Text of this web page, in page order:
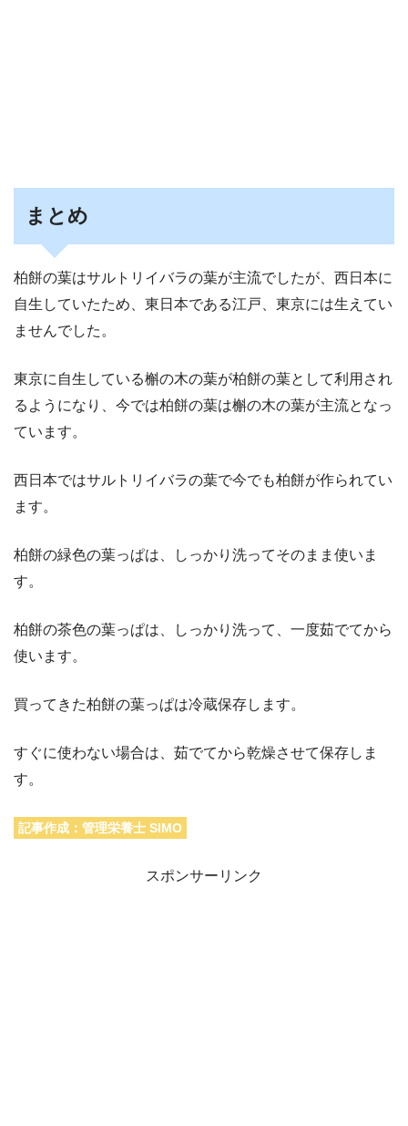
まとめ
柏餅の葉はサルトリイバラの葉が主流でしたが、西日本に
自生していたため、東日本である江戸、東京には生えてい
ませんでした。
東京に自生している槲の木の葉が柏餅の葉として利用され
るようになり、今では柏餅の葉は槲の木の葉が主流となっ
ています。
西日本ではサルトリイバラの葉で今でも柏餅が作られてい
ます。
柏餅の緑色の葉っぱは、しっかり洗ってそのまま使いま
す。
柏餅の茶色の葉っぱは、しっかり洗って、一度茹でてから
使います。
買ってきた柏餅の葉っぱは冷蔵保存します。
すぐに使わない場合は、茹でてから乾燥させて保存しま
す。
記事作成：管理栄養士 SIMO
スポンサーリンク